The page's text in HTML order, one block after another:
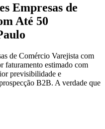
Empresas de
Até 50
de Comércio Varejista com
faturamento estimado com
previsibilidade e
B2B. A verdade que